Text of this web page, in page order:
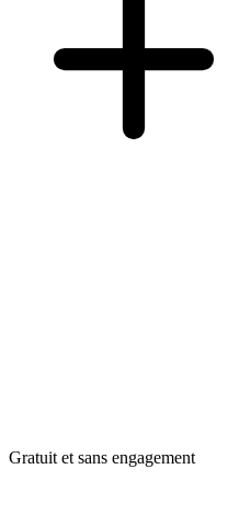
Gratuit et sans engagement